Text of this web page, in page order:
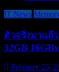
IT News
ตัวจริงมาแล้
32GB
February 25,